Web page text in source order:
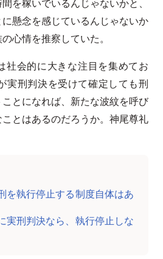
を稼いでいるんじゃないかと、
懸念を感じているんじゃないか
心情を推察していた。
社会的に大きな注目を集めてお
実刑判決を受けて確定しても刑
とになれば、新たな波紋を呼び
とはあるのだろうか。神尾尊礼
を執行停止する制度自体はあ
実刑判決なら、執行停止しな